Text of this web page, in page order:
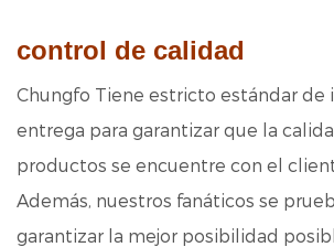
control de calidad
Chungfo Tiene estricto estándar de
entrega para garantizar que la
productos se encuentre con el
Además, nuestros fanáticos se
garantizar la mejor posibilidad